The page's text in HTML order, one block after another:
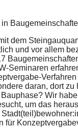
dem
und vor allem
Seminaren
daran, dort
Wir
um das
für